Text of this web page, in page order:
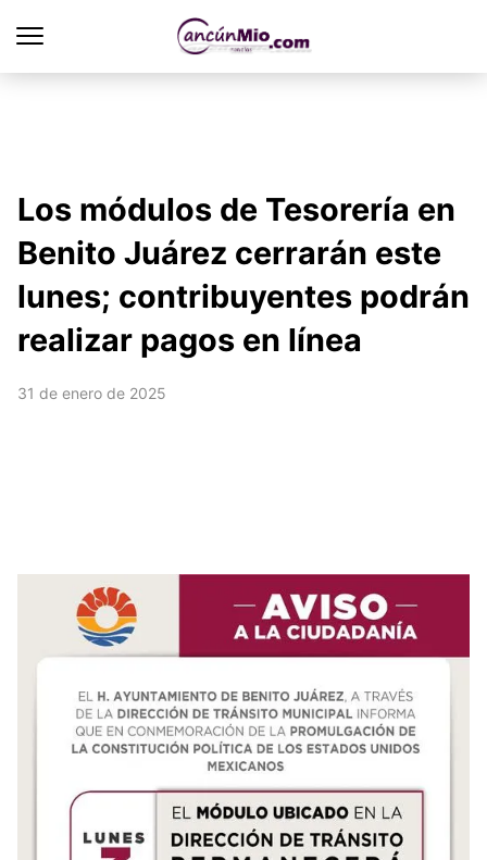
Los módulos de Tesorería en
Benito Juárez cerrarán este
lunes; contribuyentes podrán
realizar pagos en línea
31 de enero de 2025